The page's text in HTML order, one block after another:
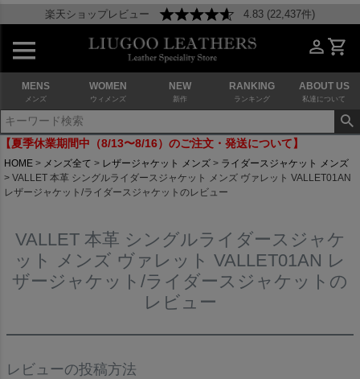
楽天ショップレビュー 4.83 (22,437件)
MENS
メンズ
WOMEN
ウィメンズ
NEW
新作
RANKING
ランキング
ABOUT US
私達について
【夏季休業期間中（8/13〜8/16）のご注文・発送について】
HOME メンズ全て レザージャケット メンズ
ライダースジャケット メンズ
VALLET 本革 シングルライダースジャケット メンズ ヴァレット VALLET01AN
レザージャケット/ライダースジャケットのレビュー
VALLET 本革 シングルライダースジャケ
ット メンズ ヴァレット VALLET01AN レ
ザージャケット/ライダースジャケットの
レビュー
レビューの投稿方法